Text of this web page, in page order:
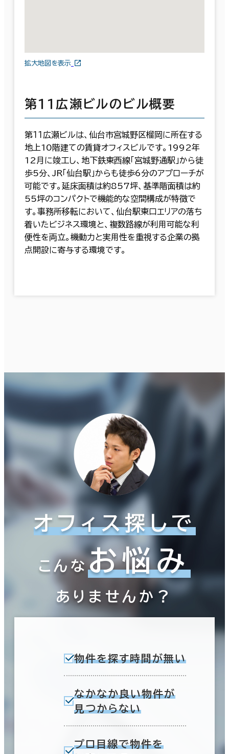
拡大地図を表示
第１１広瀬ビルのビル概要
第１１広瀬ビルは、仙台市宮城野区榴岡に所在する
地上10階建ての賃貸オフィスビルです。1992年
12月に竣工し、地下鉄東西線「宮城野通駅」から徒
歩5分、JR「仙台駅」からも徒歩6分のアプローチが
可能です。延床面積は約857坪、基準階面積は約
55坪のコンパクトで機能的な空間構成が特徴で
す。事務所移転において、仙台駅東口エリアの落ち
着いたビジネス環境と、複数路線が利用可能な利
便性を両立。機動力と実用性を重視する企業の拠
点開設に寄与する環境です。
オフィス探しで
こんなお悩み
ありませんか？
物件を探す時間が無い
なかなか良い物件が
見つからない
プロ目線で物件を